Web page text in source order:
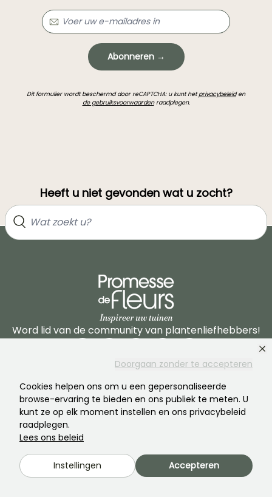
Doorgaan zonder te accepteren
Cookies helpen ons om u een gepersonaliseerde
browse-ervaring te bieden en ons publiek te meten. U
kunt ze op elk moment instellen en ons privacybeleid
raadplegen.
Lees ons beleid
Instellingen Accepteren
Abonneren →
Dit formulier wordt beschermd door reCAPTCHA: u kunt hetprivacybeleiden
de gebruiksvoorwaardenraadplegen.
Heeft u niet gevonden wat u zocht?
Word lid van de community van plantenliefhebbers!
PROMESSE DE FLEURS
Onze geschiedenis
bestellingen